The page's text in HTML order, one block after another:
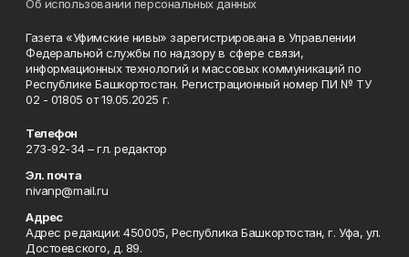
Об использовании персональных данных
Газета «Уфимские нивы» зарегистрирована в Управлении
Федеральной службы по надзору в сфере связи,
информационных технологий и массовых коммуникаций по
Республике Башкортостан. Регистрационный номер ПИ № ТУ
02 - 01805 от 19.05.2025 г.
Телефон
273-92-34 – гл. редактор
Эл. почта
nivanp@mail.ru
Адрес
Адрес редакции: 450005, Республика Башкортостан, г. Уфа, ул.
Достоевского, д. 89.